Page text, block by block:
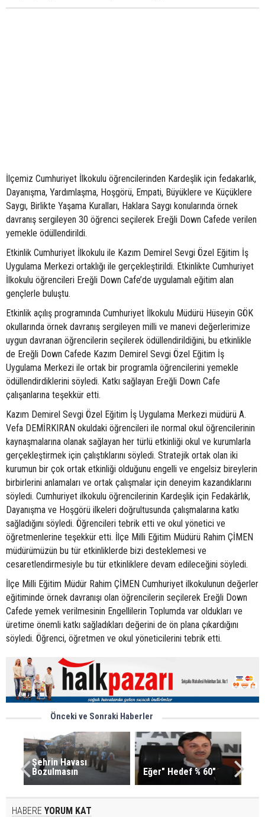
İlçemiz Cumhuriyet İlkokulu öğrencilerinden Kardeşlik için fedakarlık,
Dayanışma, Yardımlaşma, Hoşgörü, Empati, Büyüklere ve Küçüklere
Saygı, Birlikte Yaşama Kuralları, Haklara Saygı konularında örnek
davranış sergileyen 30 öğrenci seçilerek Ereğli Down Cafede verilen
yemekle ödüllendirildi.
Etkinlik Cumhuriyet İlkokulu ile Kazım Demirel Sevgi Özel Eğitim İş
Uygulama Merkezi ortaklığı ile gerçekleştirildi. Etkinlikte Cumhuriyet
İlkokulu öğrencileri Ereğli Down Cafe’de uygulamalı eğitim alan
gençlerle buluştu.
Etkinlik açılış programında Cumhuriyet İlkokulu Müdürü Hüseyin GÖK
okullarında örnek davranış sergileyen milli ve manevi değerlerimize
uygun davranan öğrencilerin seçilerek ödüllendirildiğini, bu etkinlikle
de Ereğli Down Cafede Kazım Demirel Sevgi Özel Eğitim İş
Uygulama Merkezi ile ortak bir programla öğrencilerini yemekle
ödüllendirdiklerini söyledi. Katkı sağlayan Ereğli Down Cafe
çalışanlarına teşekkür etti.
Kazım Demirel Sevgi Özel Eğitim İş Uygulama Merkezi müdürü A.
Vefa DEMİRKIRAN okuldaki öğrencileri ile normal okul öğrencilerinin
kaynaşmalarına olanak sağlayan her türlü etkinliği okul ve kurumlarla
gerçekleştirmek için çalıştıklarını söyledi. Stratejik ortak olan iki
kurumun bir çok ortak etkinliği olduğunu engelli ve engelsiz bireylerin
birbirlerini anlamaları ve ortak çalışmalar için deneyim kazandıklarını
söyledi. Cumhuriyet ilkokulu öğrencilerinin Kardeşlik için Fedakârlık,
Dayanışma ve Hoşgörü ilkeleri doğrultusunda çalışmalarına katkı
sağladığını söyledi. Öğrencileri tebrik etti ve okul yönetici ve
öğretmenlerine teşekkür etti. İlçe Milli Eğitim Müdürü Rahim ÇİMEN
müdürümüzün bu tür etkinliklerde bizi desteklemesi ve
cesaretlendirmesiyle bu tür etkinliklere devam edileceğini söyledi.
İlçe Milli Eğitim Müdür Rahim ÇİMEN Cumhuriyet ilkokulunun değerler
eğitiminde örnek davranışı olan öğrencilerin seçilerek Ereğli Down
Cafede yemek verilmesinin Engellilerin Toplumda var oldukları ve
üretime önemli katkı sağladıkları değerini de ön plana çıkardığını
söyledi. Öğrenci, öğretmen ve okul yöneticilerini tebrik etti.
Önceki ve Sonraki Haberler
Şehrin Havası
Bozulmasın
Eğer" Hedef % 60"
HABERE YORUM KAT